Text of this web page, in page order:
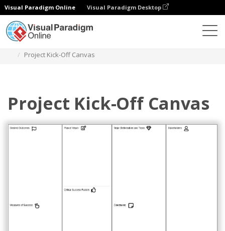
Visual Paradigm Online Visual Paradigm Desktop
Project Kick-Off Canvas
Project Kick-Off Canvas